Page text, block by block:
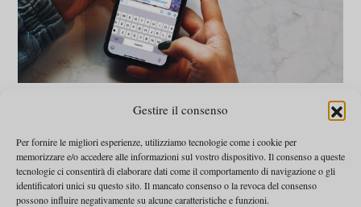
Gestire il consenso
Per fornire le migliori esperienze, utilizziamo tecnologie come i cookie per
memorizzare e/o accedere alle informazioni sul vostro dispositivo. Il consenso a queste
tecnologie ci consentirà di elaborare dati come il comportamento di navigazione o gli
identificatori unici su questo sito. Il mancato consenso o la revoca del consenso
possono influire negativamente su alcune caratteristiche e funzioni.
Non ricevete ancora
le notizie del giorno
via Whatsapp?